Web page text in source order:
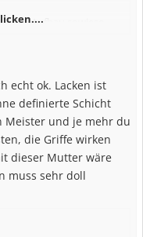
Aufbau sowieso
mir die
CMW und Tackle24:
echt ok. Lacken ist
definierte Schicht
Meister und je mehr du
die Griffe wirken
dieser Mutter wäre
muss sehr doll